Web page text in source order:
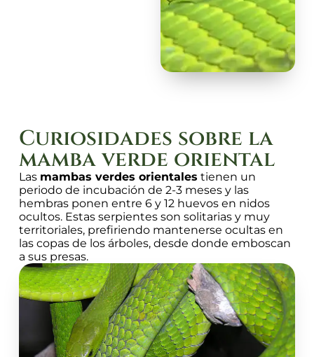
Curiosidades sobre la
mamba verde oriental
Las mambas verdes orientales tienen un
periodo de incubación de 2-3 meses y las
hembras ponen entre 6 y 12 huevos en nidos
ocultos. Estas serpientes son solitarias y muy
territoriales, prefiriendo mantenerse ocultas en
las copas de los árboles, desde donde emboscan
a sus presas.